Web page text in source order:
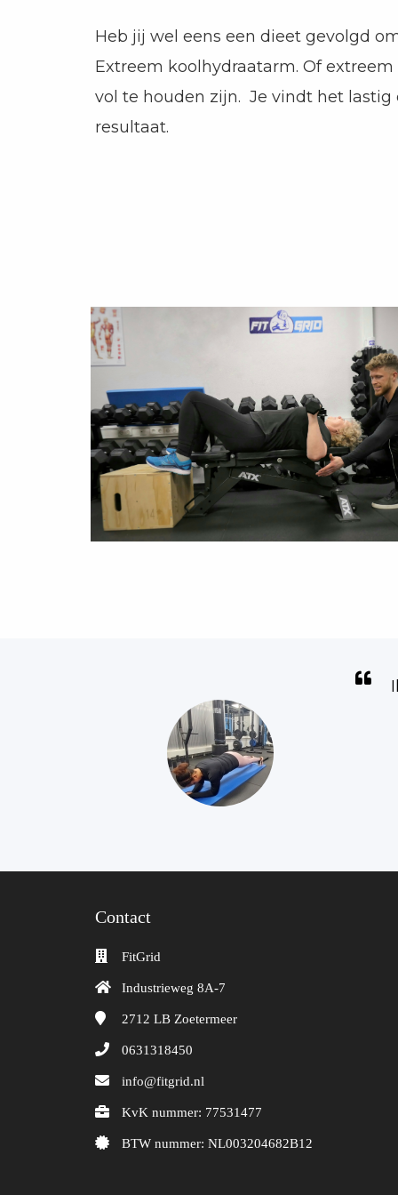
Heb jij wel eens een dieet gevolgd
Extreem koolhydraatarm. Of
vol te houden zijn. Je vindt het
resultaat.
Contact
FitGrid
Industrieweg 8A-7
2712 LB Zoetermeer
0631318450
info@fitgrid.nl
KvK nummer: 77531477
BTW nummer: NL003204682B12